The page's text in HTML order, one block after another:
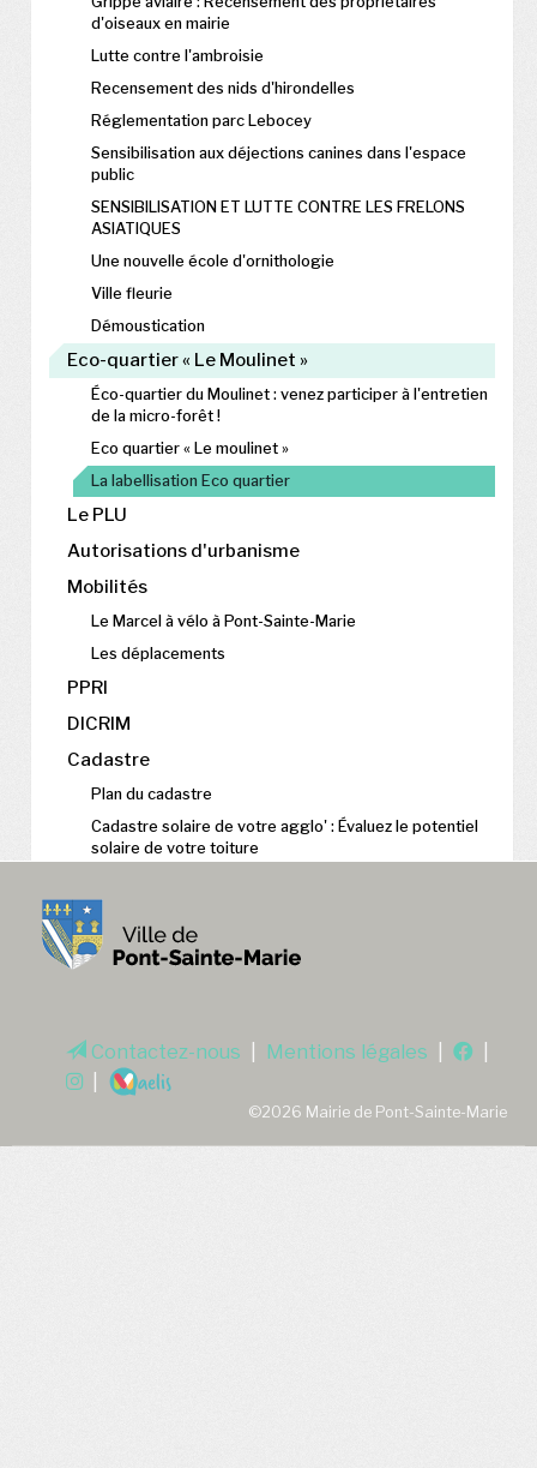
d'oiseaux en mairie
Lutte contre l'ambroisie
Recensement des nids d'hirondelles
Réglementation parc Lebocey
Sensibilisation aux déjections canines dans l'espace
public
SENSIBILISATION ET LUTTE CONTRE LES FRELONS
ASIATIQUES
Une nouvelle école d'ornithologie
Ville fleurie
Démoustication
Eco-quartier « Le Moulinet »
Éco-quartier du Moulinet : venez participer à l'entretien
de la micro-forêt !
Eco quartier « Le moulinet »
La labellisation Eco quartier
Le PLU
Autorisations d'urbanisme
Mobilités
Le Marcel à vélo à Pont-Sainte-Marie
Les déplacements
PPRI
DICRIM
Cadastre
Plan du cadastre
Cadastre solaire de votre agglo' : Évaluez le potentiel
solaire de votre toiture
Contactez-nous Mentions légales
©2026 Mairie de Pont-Sainte-Marie